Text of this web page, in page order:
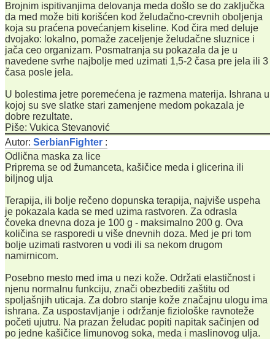
Brojnim ispitivanjima delovanja meda došlo se do zaključka
da med može biti korišćen kod želudačno-crevnih oboljenja
koja su praćena povećanjem kiseline. Kod čira med deluje
dvojako: lokalno, pomaže zaceljenje želudačne sluznice i
jača ceo organizam. Posmatranja su pokazala da je u
navedene svrhe najbolje med uzimati 1,5-2 časa pre jela ili 3
časa posle jela.
U bolestima jetre poremećena je razmena materija. Ishrana u
kojoj su sve slatke stari zamenjene medom pokazala je
dobre rezultate.
Piše: Vukica Stevanović
Autor: SerbianFighter :
Odlična maska za lice
Priprema se od žumanceta, kašičice meda i glicerina ili
biljnog ulja
Terapija, ili bolje rečeno dopunska terapija, najviše uspeha
je pokazala kada se med uzima rastvoren. Za odrasla
čoveka dnevna doza je 100 g - maksimalno 200 g. Ova
količina se rasporedi u više dnevnih doza. Med je pri tom
bolje uzimati rastvoren u vodi ili sa nekom drugom
namirnicom.
Posebno mesto med ima u nezi kože. Održati elastičnost i
njenu normalnu funkciju, znači obezbediti zaštitu od
spoljašnjih uticaja. Za dobro stanje kože značajnu ulogu ima
ishrana. Za uspostavljanje i održanje fiziološke ravnoteže
početi ujutru. Na prazan želudac popiti napitak sačinjen od
po jedne kašičice limunovog soka, meda i maslinovog ulja.